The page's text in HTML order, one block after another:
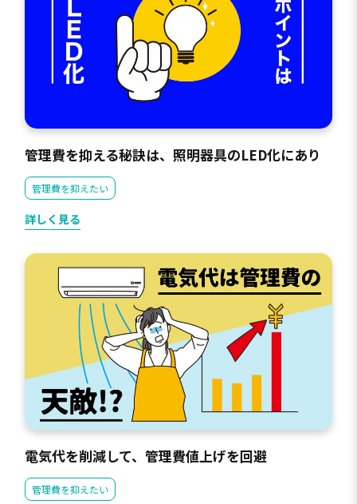
管理費を抑える秘訣は、照明器具のLED化にあり
管理費を抑えたい
詳しく見る
電気代を削減して、管理費値上げを回避
管理費を抑えたい